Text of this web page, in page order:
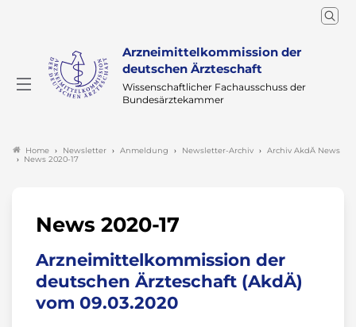
Arzneimittelkommission der
deutschen Ärzteschaft
Wissenschaftlicher Fachausschuss der
Bundesärztekammer
Home Newsletter Anmeldung Newsletter-Archiv
Archiv AkdÄ News
News 2020-17
News 2020-17
Arzneimittelkommission der
deutschen Ärzteschaft (AkdÄ)
vom 09.03.2020